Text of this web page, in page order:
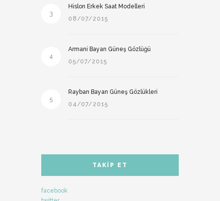
3
Hislon Erkek Saat Modelleri
08/07/2015
4
Armani Bayan Güneş Gözlüğü
05/07/2015
5
Rayban Bayan Güneş Gözlükleri
04/07/2015
TAKIP ET
facebook